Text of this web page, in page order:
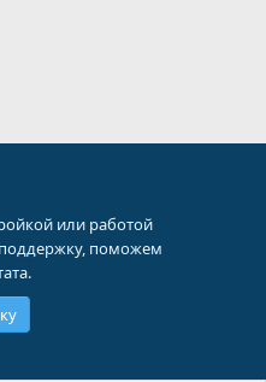
или работой
поможем